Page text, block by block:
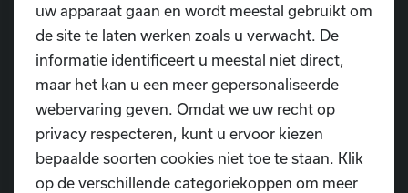
Wedstrijdgroepen
Voor de ambitieuze dansers, van kinderen tot
en met volwassenen, bieden wij
wedstrijdgroepen aan in de stijlen modern en
urban.
uw apparaat gaan en wordt meestal gebruikt om
de site te laten werken zoals u verwacht. De
informatie identificeert u meestal niet direct,
maar het kan u een meer gepersonaliseerde
webervaring geven. Omdat we uw recht op
privacy respecteren, kunt u ervoor kiezen
bepaalde soorten cookies niet toe te staan. Klik
op de verschillende categoriekoppen om meer